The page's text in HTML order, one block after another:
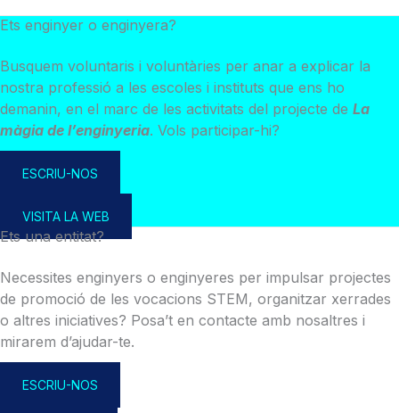
Ets enginyer o enginyera?
Busquem voluntaris i voluntàries per anar a explicar la
nostra professió a les escoles i instituts que ens ho
demanin, en el marc de les activitats del projecte de La
màgia de l’enginyeria. Vols participar-hi?
ESCRIU-NOS
VISITA LA WEB
Ets una entitat?
Necessites enginyers o enginyeres per impulsar projectes
de promoció de les vocacions STEM, organitzar xerrades
o altres iniciatives? Posa’t en contacte amb nosaltres i
mirarem d’ajudar-te.
ESCRIU-NOS